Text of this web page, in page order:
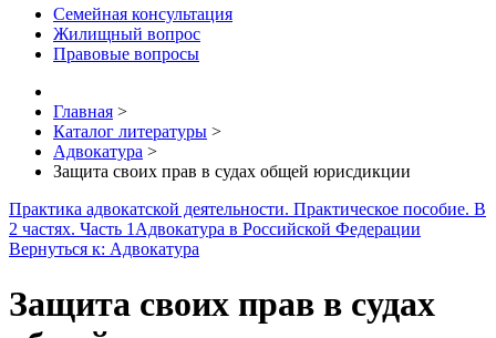
Семейная консультация
Жилищный вопрос
Правовые вопросы
Главная >
Каталог литературы >
Адвокатура >
Защита своих прав в судах общей юрисдикции
Практика адвокатской деятельности. Практическое пособие. В
2 частях. Часть 1 Адвокатура в Российской Федерации
Вернуться к: Адвокатура
Защита своих прав в судах